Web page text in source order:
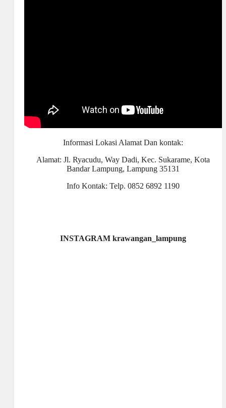
Informasi Lokasi Alamat Dan kontak:
Alamat: Jl. Ryacudu, Way Dadi, Kec. Sukarame, Kota
Bandar Lampung, Lampung 35131
Info Kontak: Telp. 0852 6892 1190
INSTAGRAM krawangan_lampung